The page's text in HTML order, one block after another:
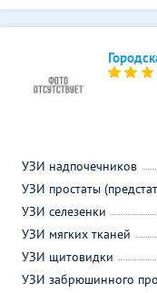
УЗИ надпочечников
УЗИ простаты
УЗИ селезенки
УЗИ мягких тканей
УЗИ щитовидки
УЗИ забрюшинного